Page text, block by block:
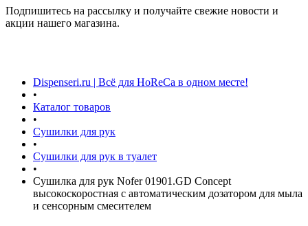
Подпишитесь на рассылку и получайте свежие новости и
акции нашего магазина.
Dispenseri.ru | Всё для HoReCa в одном месте!
•
Каталог товаров
•
Сушилки для рук
•
Сушилки для рук в туалет
•
Сушилка для рук Nofer 01901.GD Concept
высокоскоростная с автоматическим дозатором для мыла
и сенсорным смесителем